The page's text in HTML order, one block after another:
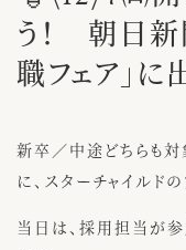
う！ 朝日
職フェア」に
新卒／中途どちらも
に、スターチャイルド
当日は、採用担当が参